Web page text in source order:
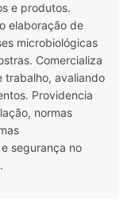
e produtos.
elaboração de
microbiológicas
Comercializa
trabalho, avaliando
Providencia
normas
segurança no